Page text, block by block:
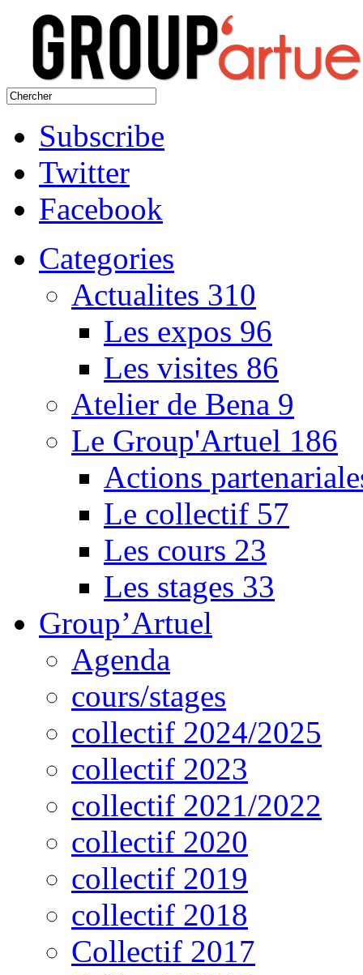
Subscribe
Twitter
Facebook
Categories
Actualites 310
Les expos 96
Les visites 86
Atelier de Bena 9
Le Group'Artuel 186
Actions
Le collectif 57
Les cours 23
Les stages 33
Group’Artuel
Agenda
cours/stages
collectif 2024/2025
collectif 2023
collectif 2021/2022
collectif 2020
collectif 2019
collectif 2018
Collectif 2017